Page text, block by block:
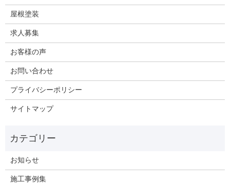
屋根塗装
求人募集
お客様の声
お問い合わせ
プライバシーポリシー
サイトマップ
お知らせ
施工事例集